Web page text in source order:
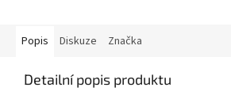
Popis Diskuze Značka
Detailní popis produktu